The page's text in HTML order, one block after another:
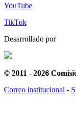
YouTube
TikTok
Desarrollado por
© 2011 - 2026
Correo institucional -